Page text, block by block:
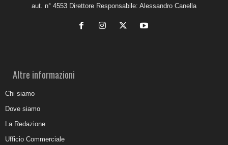
aut. n° 4553 Direttore Responsabile: Alessandro Canella
Altre informazioni
Chi siamo
Dove siamo
La Redazione
Ufficio Commerciale